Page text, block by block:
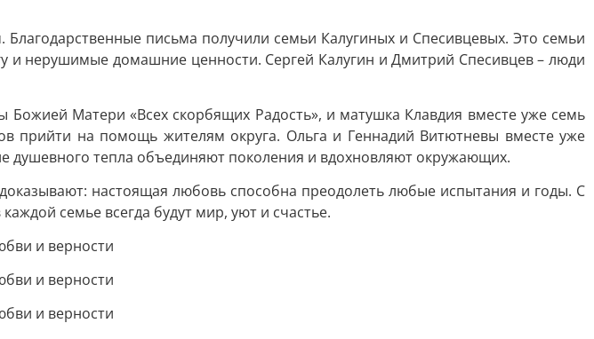
письма получили семьи Калугиных и Спесивцевых. Это семьи
и нерушимые домашние ценности. Сергей Калугин и Дмитрий Спесивцев – люди
Матери «Всех скорбящих Радость», и матушка Клавдия вместе уже семь
прийти на помощь жителям округа. Ольга и Геннадий Витютневы вместе уже
душевного тепла объединяют поколения и вдохновляют окружающих.
настоящая любовь способна преодолеть любые испытания и годы. С
семье всегда будут мир, уют и счастье.